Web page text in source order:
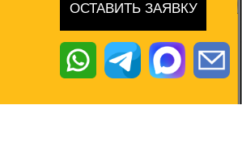
ОСТАВИТЬ ЗАЯВКУ